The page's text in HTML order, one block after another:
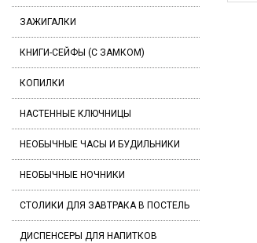
ЗАЖИГАЛКИ
КНИГИ-СЕЙФЫ (С ЗАМКОМ)
КОПИЛКИ
НАСТЕННЫЕ КЛЮЧНИЦЫ
НЕОБЫЧНЫЕ ЧАСЫ И БУДИЛЬНИКИ
НЕОБЫЧНЫЕ НОЧНИКИ
СТОЛИКИ ДЛЯ ЗАВТРАКА В ПОСТЕЛЬ
ДИСПЕНСЕРЫ ДЛЯ НАПИТКОВ